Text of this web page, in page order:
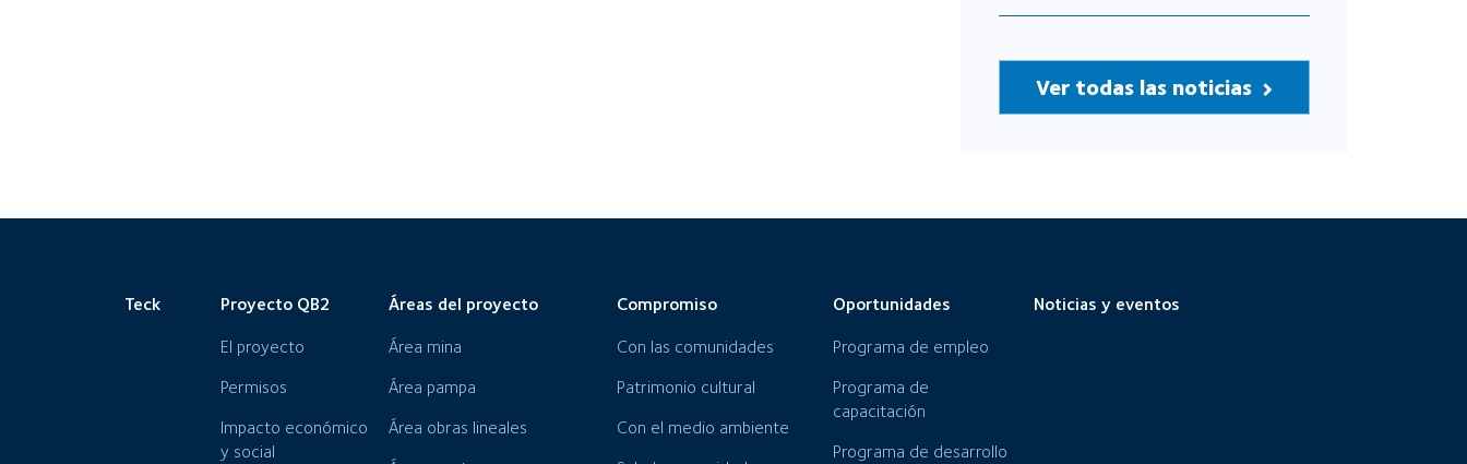
Ver todas las noticias
Teck Proyecto QB2
El proyecto
Permisos
Impacto económico
y social
Áreas del proyecto
Área mina
Área pampa
Área obras lineales
Compromiso
Con las comunidades
Patrimonio cultural
Con el medio ambiente
Oportunidades
Programa de empleo
Programa de
capacitación
Programa de desarrollo
Noticias y eventos